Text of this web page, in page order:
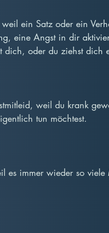
ein Satz oder ein
eine Angst in dir
dich, oder du ziehst dich
weil du krank
tun möchtest.
es immer wieder so